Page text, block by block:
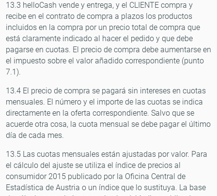
13.3 helloCash vende y entrega, y el CLIENTE compra y
recibe en el contrato de compra a plazos los productos
incluidos en la compra por un precio total de compra que
está claramente indicado al hacer el pedido y que debe
pagarse en cuotas. El precio de compra debe aumentarse en
el impuesto sobre el valor añadido correspondiente (punto
7.1).
13.4 El precio de compra se pagará sin intereses en cuotas
mensuales. El número y el importe de las cuotas se indica
directamente en la oferta correspondiente. Salvo que se
acuerde otra cosa, la cuota mensual se debe pagar el último
día de cada mes.
13.5 Las cuotas mensuales están ajustadas por valor. Para
el cálculo del ajuste se utiliza el índice de precios al
consumidor 2015 publicado por la Oficina Central de
Estadística de Austria o un índice que lo sustituya. La base